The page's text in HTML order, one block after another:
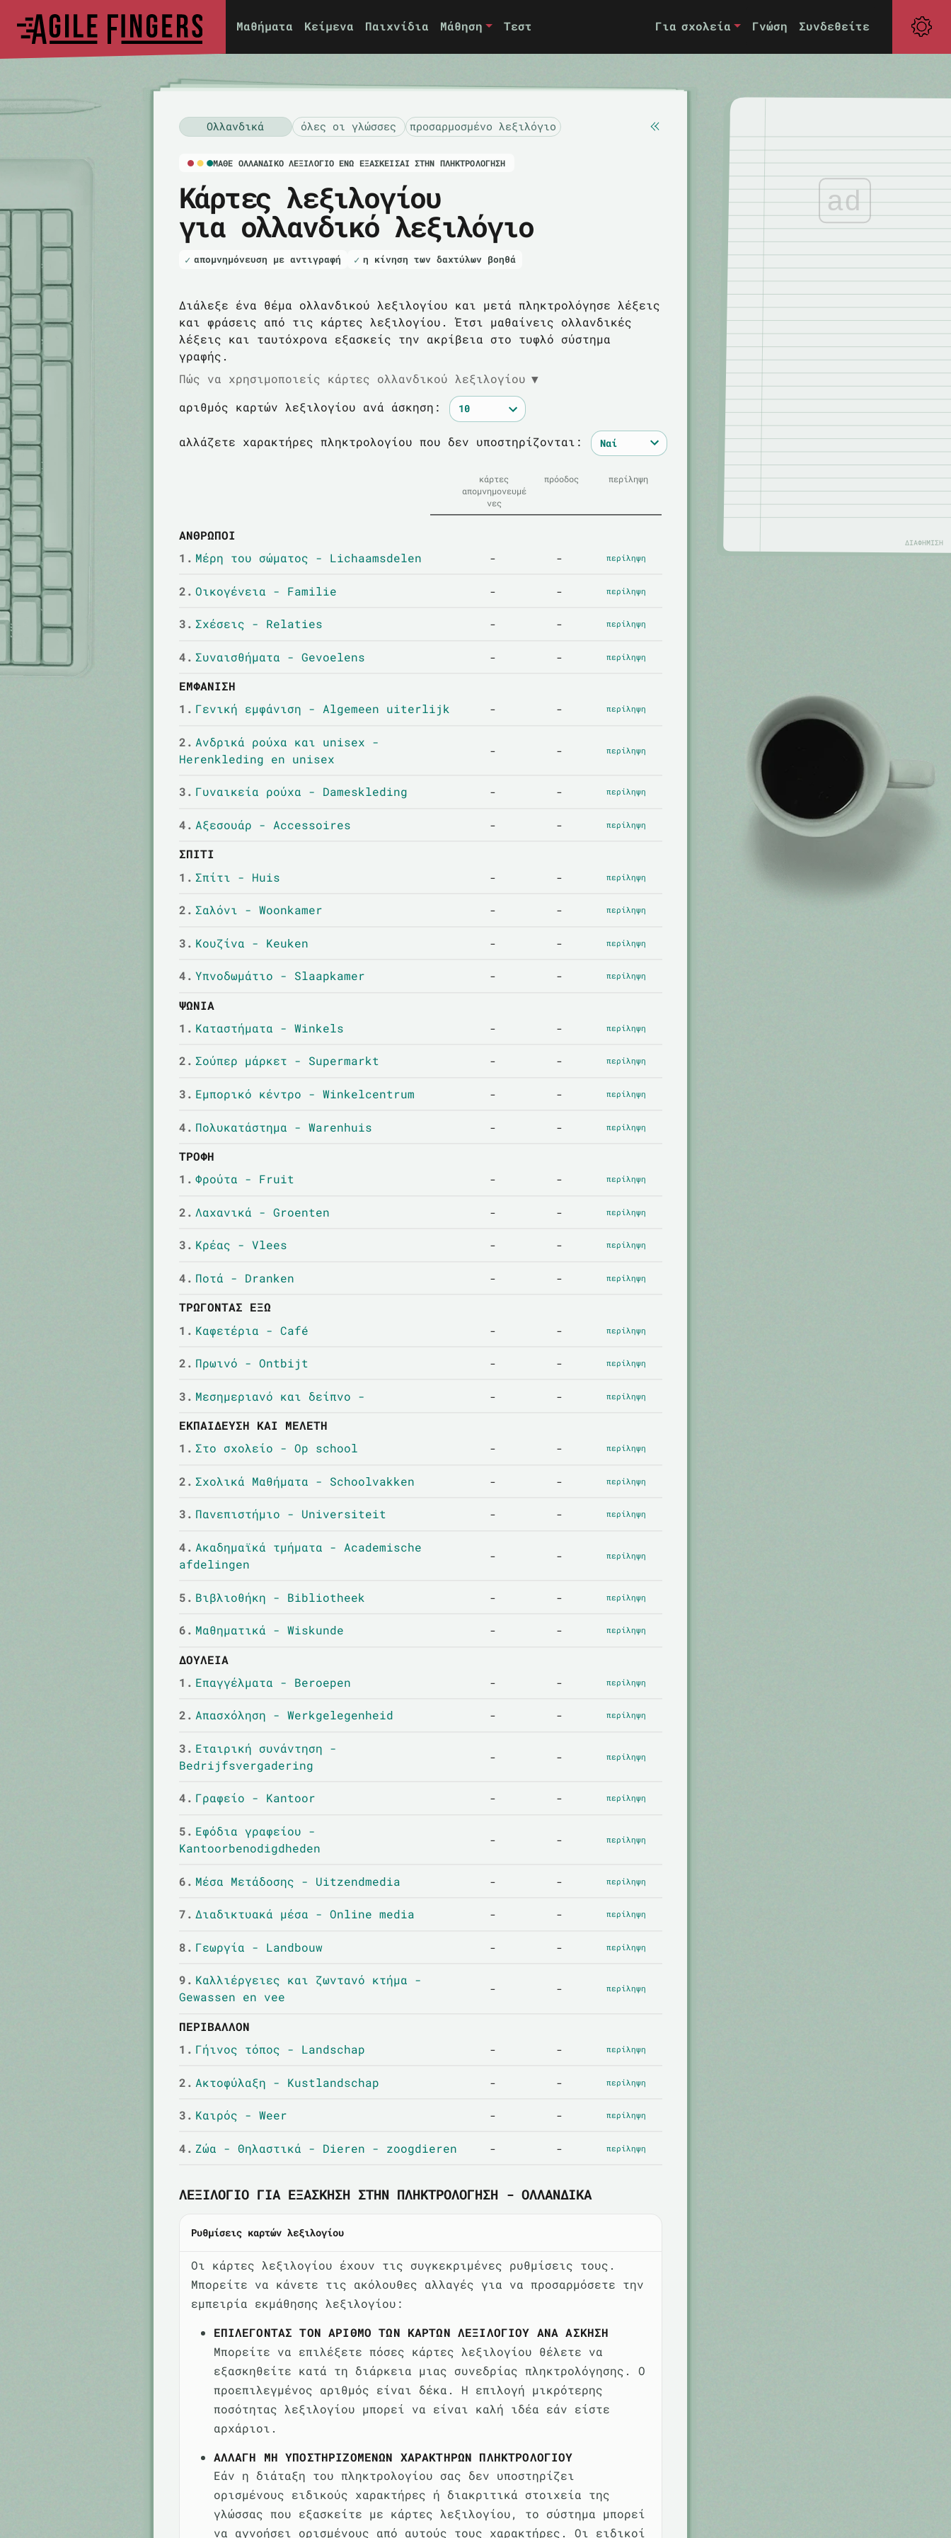
Μαθήματα Κείμενα Παιχνίδια Μάθηση Τεστ Για σχολεία Γνώση Συνδεθείτε
Ολλανδικά όλες οι γλώσσες προσαρμοσμένο λεξιλόγιο
ΜΆΘΕ ΟΛΛΑΝΔΙΚΌ ΛΕΞΙΛΌΓΙΟ ΕΝΏ ΕΞΑΣΚΕΊΣΑΙ ΣΤΗΝ ΠΛΗΚΤΡΟΛΌΓΗΣΗ
Κάρτες λεξιλογίου
για ολλανδικό λεξιλόγιο
απομνημόνευση με αντιγραφή η κίνηση των δαχτύλων βοηθά
Διάλεξε ένα θέμα ολλανδικού λεξιλογίου και μετά πληκτρολόγησε λέξεις
και φράσεις από τις κάρτες λεξιλογίου. Έτσι μαθαίνεις ολλανδικές
λέξεις και ταυτόχρονα εξασκείς την ακρίβεια στο τυφλό σύστημα
γραφής.
Πώς να χρησιμοποιείς κάρτες ολλανδικού λεξιλογίου ▼
αριθμός καρτών λεξιλογίου ανά άσκηση:
αλλάζετε χαρακτήρες πληκτρολογίου που δεν υποστηρίζονται:
κάρτες
απομνημονευμέ
νες
πρόοδος περίληψη
ΑΝΘΡΩΠΟΙ
1. Μέρη του σώματος - Lichaamsdelen - - περίληψη
2. Οικογένεια - Familie - - περίληψη
3. Σχέσεις - Relaties - - περίληψη
4. Συναισθήματα - Gevoelens - - περίληψη
ΕΜΦΆΝΙΣΗ
1. Γενική εμφάνιση - Algemeen uiterlijk - - περίληψη
2. Ανδρικά ρούχα και unisex -
Herenkleding en unisex
- - περίληψη
3. Γυναικεία ρούχα - Dameskleding - - περίληψη
4. Αξεσουάρ - Accessoires - - περίληψη
ΣΠΊΤΙ
1. Σπίτι - Huis - - περίληψη
2. Σαλόνι - Woonkamer - - περίληψη
3. Κουζίνα - Keuken - - περίληψη
4. Υπνοδωμάτιο - Slaapkamer - - περίληψη
ΨΏΝΙΑ
1. Καταστήματα - Winkels - - περίληψη
2. Σούπερ μάρκετ - Supermarkt - - περίληψη
3. Εμπορικό κέντρο - Winkelcentrum - - περίληψη
4. Πολυκατάστημα - Warenhuis - - περίληψη
ΤΡΟΦΉ
1. Φρούτα - Fruit - - περίληψη
2. Λαχανικά - Groenten - - περίληψη
3. Κρέας - Vlees - - περίληψη
4. Ποτά - Dranken - - περίληψη
ΤΡΏΓΟΝΤΑΣ ΈΞΩ
1. Καφετέρια - Café - - περίληψη
2. Πρωινό - Ontbijt - - περίληψη
3. Μεσημεριανό και δείπνο - - - περίληψη
ΕΚΠΑΊΔΕΥΣΗ ΚΑΙ ΜΕΛΈΤΗ
1. Στο σχολείο - Op school - - περίληψη
2. Σχολικά Μαθήματα - Schoolvakken - - περίληψη
3. Πανεπιστήμιο - Universiteit - - περίληψη
4. Ακαδημαϊκά τμήματα - Academische
afdelingen
- - περίληψη
5. Βιβλιοθήκη - Bibliotheek - - περίληψη
6. Μαθηματικά - Wiskunde - - περίληψη
ΔΟΥΛΕΙΆ
1. Επαγγέλματα - Beroepen - - περίληψη
2. Απασχόληση - Werkgelegenheid - - περίληψη
3. Εταιρική συνάντηση -
Bedrijfsvergadering
- - περίληψη
4. Γραφείο - Kantoor - - περίληψη
5. Εφόδια γραφείου -
Kantoorbenodigdheden
- - περίληψη
6. Μέσα Μετάδοσης - Uitzendmedia - - περίληψη
7. Διαδικτυακά μέσα - Online media - - περίληψη
8. Γεωργία - Landbouw - - περίληψη
9. Καλλιέργειες και ζωντανό κτήμα -
Gewassen en vee
- - περίληψη
ΠΕΡΙΒΆΛΛΟΝ
1. Γήινος τόπος - Landschap - - περίληψη
2. Ακτοφύλαξη - Kustlandschap - - περίληψη
3. Καιρός - Weer - - περίληψη
4. Ζώα - Θηλαστικά - Dieren - zoogdieren - - περίληψη
ΛΕΞΙΛΌΓΙΟ ΓΙΑ ΕΞΆΣΚΗΣΗ ΣΤΗΝ ΠΛΗΚΤΡΟΛΌΓΗΣΗ - ΟΛΛΑΝΔΙΚΆ
Ρυθμίσεις καρτών λεξιλογίου
Οι κάρτες λεξιλογίου έχουν τις συγκεκριμένες ρυθμίσεις τους.
Μπορείτε να κάνετε τις ακόλουθες αλλαγές για να προσαρμόσετε την
εμπειρία εκμάθησης λεξιλογίου:
ΕΠΙΛΈΓΟΝΤΑΣ ΤΟΝ ΑΡΙΘΜΌ ΤΩΝ ΚΑΡΤΏΝ ΛΕΞΙΛΟΓΊΟΥ ΑΝΆ ΆΣΚΗΣΗ
Μπορείτε να επιλέξετε πόσες κάρτες λεξιλογίου θέλετε να
εξασκηθείτε κατά τη διάρκεια μιας συνεδρίας πληκτρολόγησης. Ο
προεπιλεγμένος αριθμός είναι δέκα. Η επιλογή μικρότερης
ποσότητας λεξιλογίου μπορεί να είναι καλή ιδέα εάν είστε
αρχάριοι.
ΑΛΛΑΓΉ ΜΗ ΥΠΟΣΤΗΡΙΖΌΜΕΝΩΝ ΧΑΡΑΚΤΉΡΩΝ ΠΛΗΚΤΡΟΛΟΓΊΟΥ
Εάν η διάταξη του πληκτρολογίου σας δεν υποστηρίζει
ορισμένους ειδικούς χαρακτήρες ή διακριτικά στοιχεία της
γλώσσας που εξασκείτε με κάρτες λεξιλογίου, το σύστημα μπορεί
να αγνοήσει ορισμένους από αυτούς τους χαρακτήρες. Οι ειδικοί
ad
ΔΙΑΦΉΜΙΣΗ